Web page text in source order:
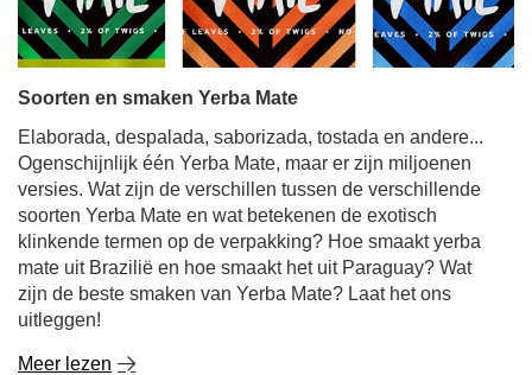
Soorten en smaken Yerba Mate
Elaborada, despalada, saborizada, tostada en andere...
Ogenschijnlijk één Yerba Mate, maar er zijn miljoenen
versies. Wat zijn de verschillen tussen de verschillende
soorten Yerba Mate en wat betekenen de exotisch
klinkende termen op de verpakking? Hoe smaakt yerba
mate uit Brazilië en hoe smaakt het uit Paraguay? Wat
zijn de beste smaken van Yerba Mate? Laat het ons
uitleggen!
Meer lezen